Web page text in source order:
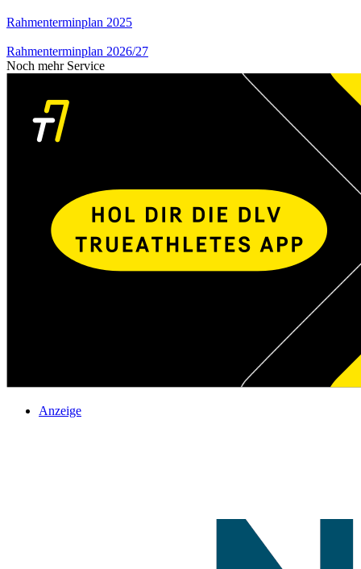
Rahmenterminplan 2025
Rahmenterminplan 2026/27
Noch mehr Service
Anzeige